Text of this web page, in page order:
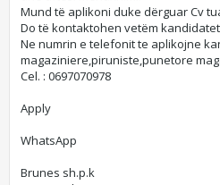
Mund të aplikoni duke dërguar Cv
Do të kontaktohen vetëm
Ne numrin e telefonit te aplikojne
magaziniere,piruniste,punetore
Cel. : 0697070978
Apply
WhatsApp
Brunes sh.p.k